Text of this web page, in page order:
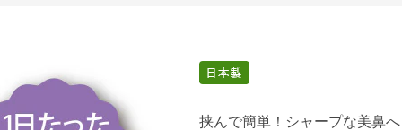
挟んで簡単！シャープな美鼻へ